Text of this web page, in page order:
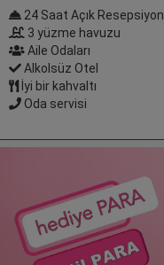
24 Saat Açık Resepsiyon
3 yüzme havuzu
Aile Odaları
Alkolsüz Otel
İyi bir kahvaltı
Oda servisi